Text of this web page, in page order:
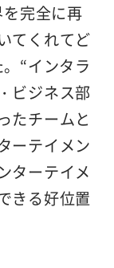
完全に再
てくれてど
“インタラ
ビジネス部
たチームと
ーテイメン
ターテイメ
きる好位置